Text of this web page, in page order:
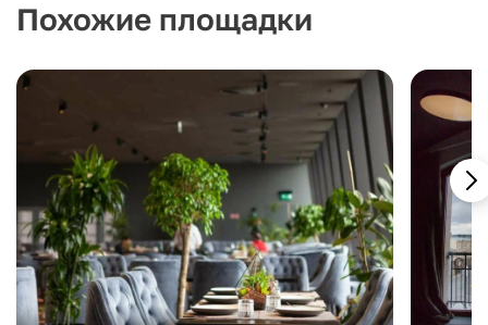
Похожие площадки